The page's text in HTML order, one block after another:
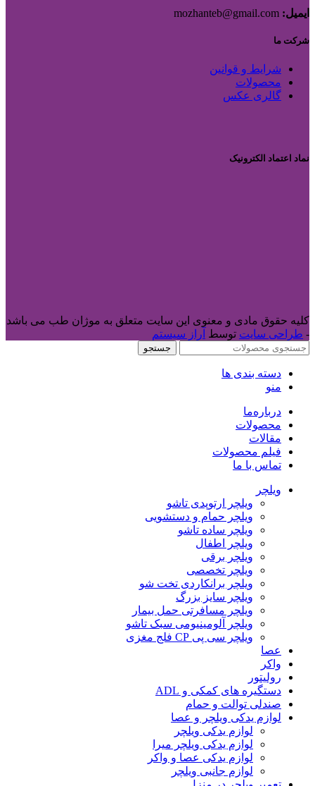
ایمیل:
شرکت ما
شرایط و قوانین
محصولات
گالری عکس
نماد اعتماد الکترونیک
کلیه حقوق مادی و معنوی این سایت متعلق به موژان طب می باشد
- طراحی سایت توسط آراز سیستم
جستجو
دسته بندی ها
منو
درباره‌ما
محصولات
مقالات
فیلم محصولات
تماس با ما
ویلچر
ویلچر ارتوپدی تاشو
ویلچر حمام و دستشویی
ویلچر ساده تاشو
ویلچر اطفال
ویلچر برقی
ویلچر تخصصی
ویلچر برانکاردی تخت شو
ویلچر سایز بزرگ
ویلچر مسافرتی حمل بیمار
ویلچر آلومینیومی سبک تاشو
ویلچر سی پی CP فلج مغزی
عصا
واکر
رولیتور
دستگیره های کمکی و ADL
صندلی توالت و حمام
لوازم یدکی ویلچر و عصا
لوازم یدکی ویلچر
لوازم یدکی ویلچر میرا
لوازم یدکی عصا و واکر
لوازم جانبی ویلچر